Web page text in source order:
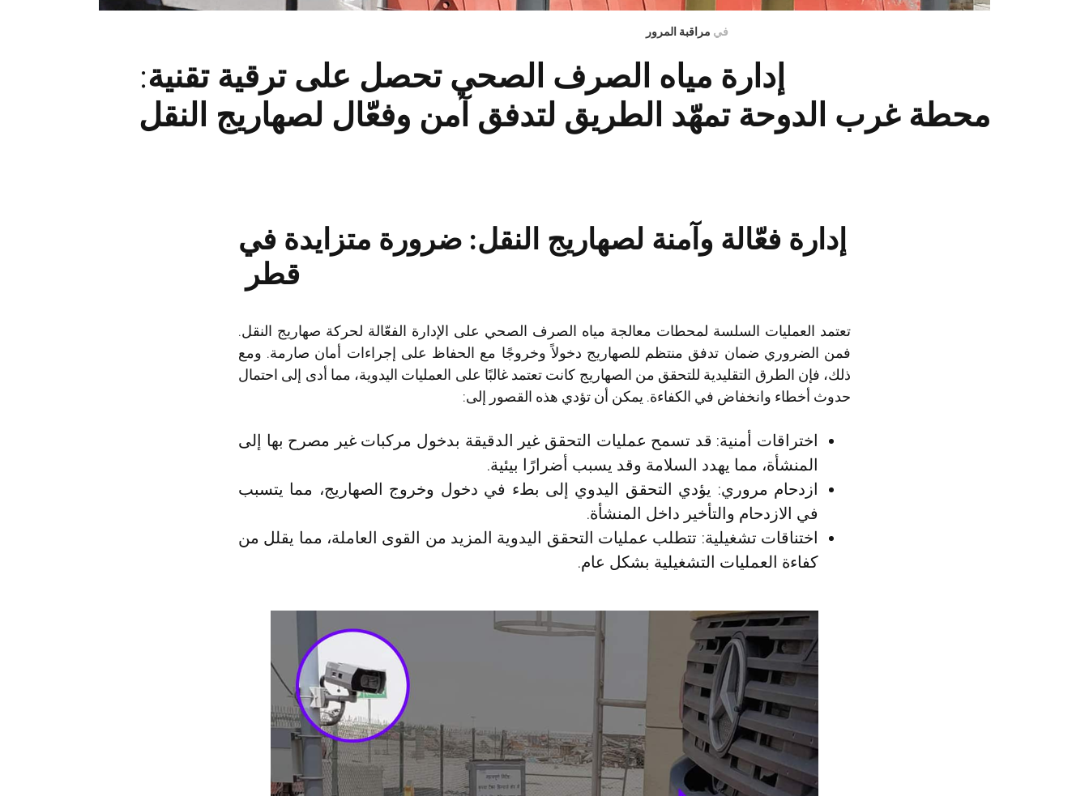
في مراقبة المرور
إدارة مياه الصرف الصحي تحصل على ترقية تقنية:
محطة غرب الدوحة تمهّد الطريق لتدفق آمن وفعّال لصهاريج النقل
إدارة فعّالة وآمنة لصهاريج النقل: ضرورة متزايدة في
قطر
تعتمد العمليات السلسة لمحطات معالجة مياه الصرف الصحي على الإدارة الفعّالة لحركة صهاريج النقل.
فمن الضروري ضمان تدفق منتظم للصهاريج دخولاً وخروجًا مع الحفاظ على إجراءات أمان صارمة. ومع
ذلك، فإن الطرق التقليدية للتحقق من الصهاريج كانت تعتمد غالبًا على العمليات اليدوية، مما أدى إلى احتمال
حدوث أخطاء وانخفاض في الكفاءة. يمكن أن تؤدي هذه القصور إلى:
اختراقات أمنية: قد تسمح عمليات التحقق غير الدقيقة بدخول مركبات غير مصرح بها إلى
المنشأة، مما يهدد السلامة وقد يسبب أضرارًا بيئية.
ازدحام مروري: يؤدي التحقق اليدوي إلى بطء في دخول وخروج الصهاريج، مما يتسبب
في الازدحام والتأخير داخل المنشأة.
اختناقات تشغيلية: تتطلب عمليات التحقق اليدوية المزيد من القوى العاملة، مما يقلل من
كفاءة العمليات التشغيلية بشكل عام.